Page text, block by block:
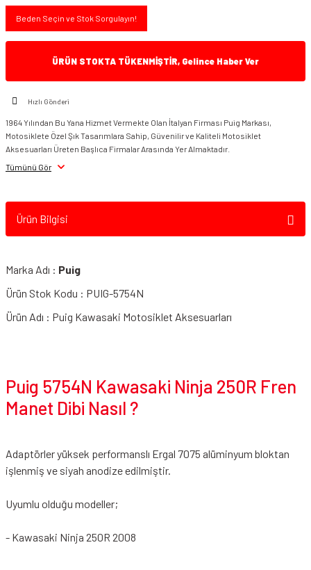
Beden Seçin ve Stok Sorgulayın!
ÜRÜN STOKTA TÜKENMİŞTİR, Gelince Haber Ver
Hızlı Gönderi
1964 Yılından Bu Yana Hizmet Vermekte Olan İtalyan Firması Puig Markası,
Motosiklete Özel Şık Tasarımlara Sahip, Güvenilir ve Kaliteli Motosiklet
Aksesuarları Üreten Başlıca Firmalar Arasında Yer Almaktadır.
Tümünü Gör
Ürün Bilgisi
Marka Adı : Puig
Ürün Stok Kodu : PUIG-5754N
Ürün Adı : Puig Kawasaki Motosiklet Aksesuarları
Puig 5754N Kawasaki Ninja 250R Fren
Manet Dibi Nasıl ?
Adaptörler yüksek performanslı Ergal 7075 alüminyum bloktan
işlenmiş ve siyah anodize edilmiştir.
Uyumlu olduğu modeller;
- Kawasaki Ninja 250R 2008